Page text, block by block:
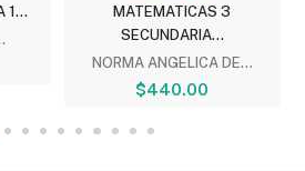
1...
MATEMATICAS 3
SECUNDARIA...
NORMA ANGELICA DE...
$440.00